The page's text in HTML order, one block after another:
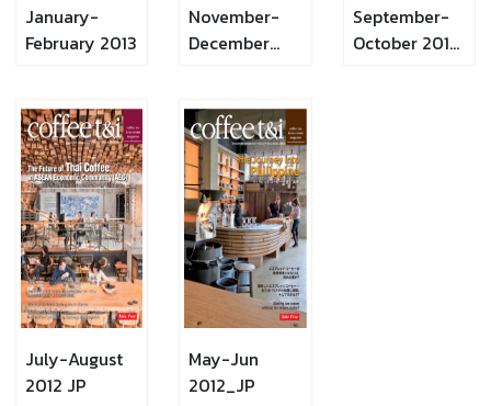
January-
February 2013
November-
December
September-
October 2012
July-August
2012 JP
May-Jun
2012_JP